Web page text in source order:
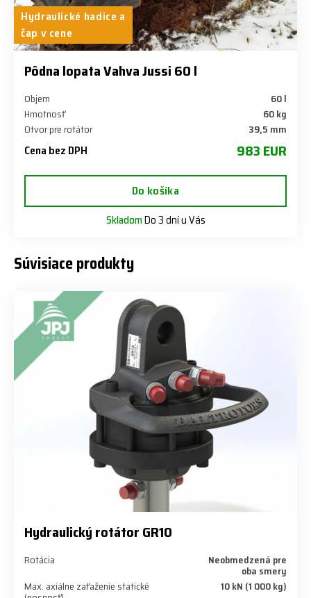
Hydraulické hadice a
čap v cene
Pôdna lopata Vahva Jussi 60 l
Objem
60 l
Hmotnosť
60 kg
Otvor pre rotátor
39,5 mm
Cena bez DPH 983 EUR
Do košíka
SkladomDo 3 dní u Vás
Súvisiace produkty
Hydraulický rotátor GR10
Rotácia Neobmedzená pre
oba smery
Max. axiálne zaťaženie statické
10 kN (1 000 kg)